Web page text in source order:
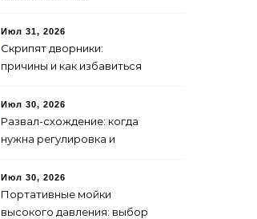
Июл 31, 2026
Скрипят дворники:
причины и как избавиться
Июл 30, 2026
Развал-схождение: когда
нужна регулировка и
Июл 30, 2026
Портативные мойки
высокого давления: выбор